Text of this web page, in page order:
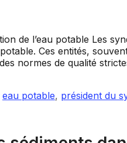
de l’eau potable Les
Ces entités,
normes de qualité
eau potable, président du